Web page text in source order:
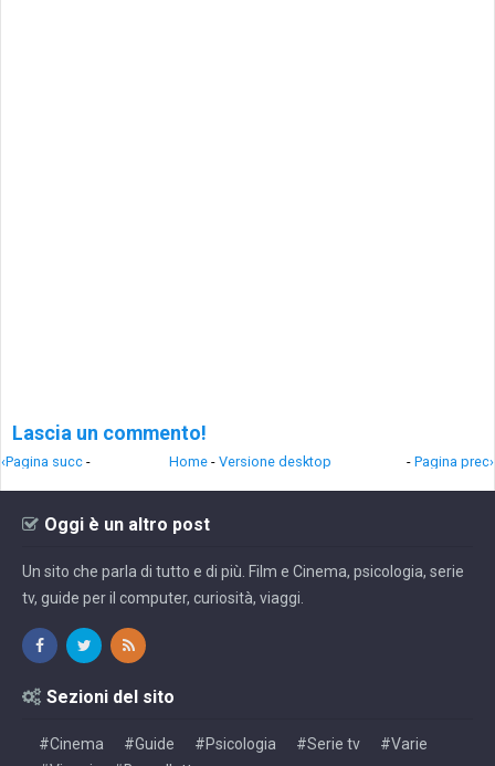
Lascia un commento!
‹Pagina succ - - Pagina prec›
Home - Versione desktop
Oggi è un altro post
Un sito che parla di tutto e di più. Film e Cinema, psicologia, serie
tv, guide per il computer, curiosità, viaggi.
Sezioni del sito
#Cinema #Guide #Psicologia #Serie tv
#Varie